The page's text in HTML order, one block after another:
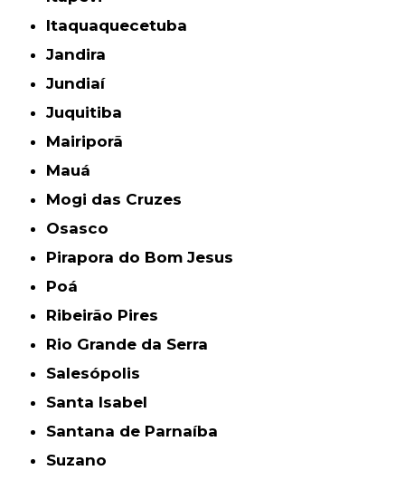
Itaquaquecetuba
Jandira
Jundiaí
Juquitiba
Mairiporã
Mauá
Mogi das Cruzes
Osasco
Pirapora do Bom Jesus
Poá
Ribeirão Pires
Rio Grande da Serra
Salesópolis
Santa Isabel
Santana de Parnaíba
Suzano